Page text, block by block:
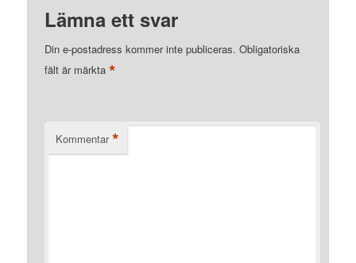
Lämna ett svar
Din e-postadress kommer inte publiceras. Obligatoriska
fält är märkta*
Kommentar *